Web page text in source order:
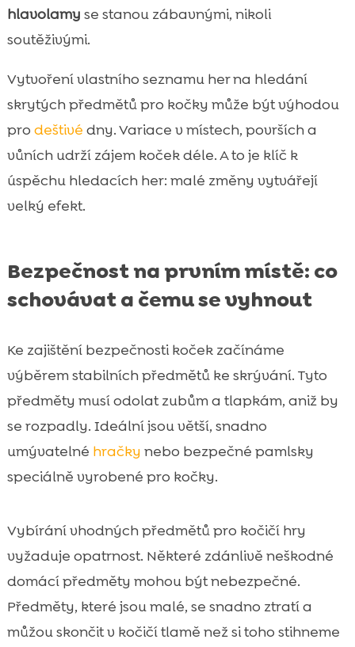
hlavolamy se stanou zábavnými, nikoli
soutěživými.
Vytvoření vlastního seznamu her na hledání
skrytých předmětů pro kočky může být výhodou
pro deštivé dny. Variace v místech, površích a
vůních udrží zájem koček déle. A to je klíč k
úspěchu hledacích her: malé změny vytvářejí
velký efekt.
Bezpečnost na prvním místě: co
schovávat a čemu se vyhnout
Ke zajištění bezpečnosti koček začínáme
výběrem stabilních předmětů ke skrývání. Tyto
předměty musí odolat zubům a tlapkám, aniž by
se rozpadly. Ideální jsou větší, snadno
umývatelné hračky nebo bezpečné pamlsky
speciálně vyrobené pro kočky.
Vybírání vhodných předmětů pro kočičí hry
vyžaduje opatrnost. Některé zdánlivě neškodné
domácí předměty mohou být nebezpečné.
Předměty, které jsou malé, se snadno ztratí a
můžou skončit v kočičí tlamě než si toho stihneme